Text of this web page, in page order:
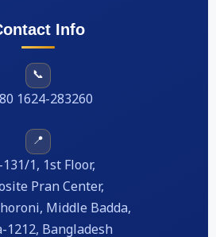
Info
📞
1624-283260
📍
131/1, 1st Floor,
Pran Center,
Middle Badda,
1212, Bangladesh